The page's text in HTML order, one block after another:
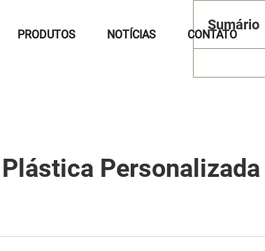
PRODUTOS NOTÍCIAS CONTATO
Sumário